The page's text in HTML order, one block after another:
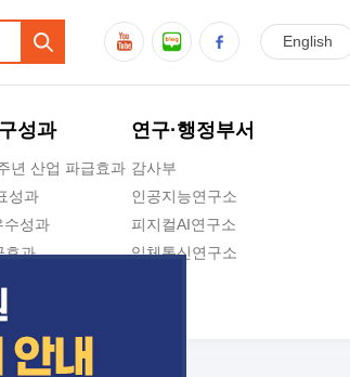
성과
년 산업 파급효과
성과
수성과
효과
랫폼
연구·행정부서
감사부
인공지능연구소
피지컬AI연구소
입체통신연구소
English